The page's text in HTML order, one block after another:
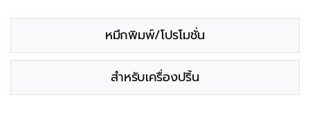
หมึกพิมพ์/โปรโมชั่น
สำหรับเครื่องปริ้น